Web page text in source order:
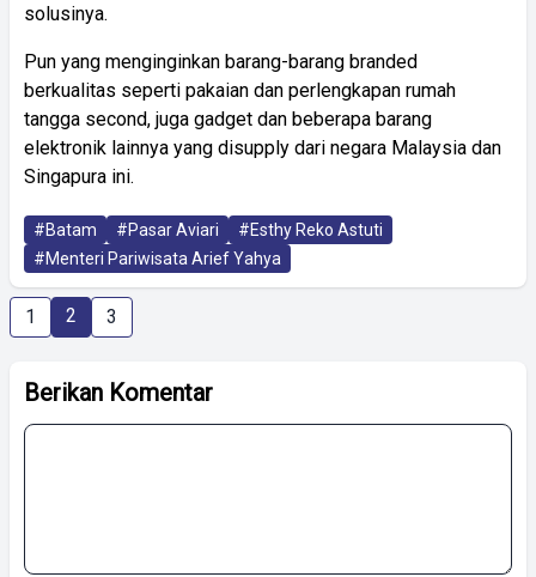
solusinya.
Pun yang menginginkan barang-barang branded
berkualitas seperti pakaian dan perlengkapan rumah
tangga second, juga gadget dan beberapa barang
elektronik lainnya yang disupply dari negara Malaysia dan
Singapura ini.
#Batam #Pasar Aviari
#Esthy Reko Astuti
#Menteri Pariwisata Arief Yahya
1 2 3
Berikan Komentar